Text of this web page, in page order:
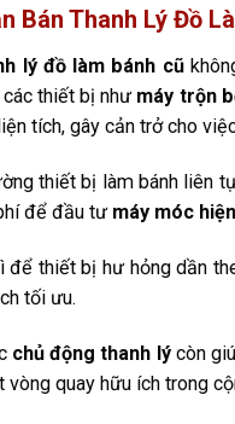
Bán Thanh Lý Đồ
lý đồ làm bánh cũ
thiết bị như máy trộn
tích, gây cản trở cho
thiết bị làm bánh liên
để đầu tư máy móc
để thiết bị hư hỏng dần
tối ưu.
chủ động thanh lýcòn
vòng quay hữu ích trong